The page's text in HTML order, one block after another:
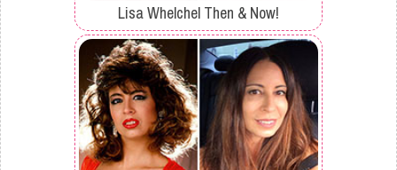
Lisa Whelchel Then & Now!